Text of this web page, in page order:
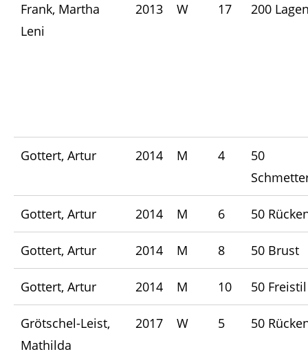
Frank, Martha
Leni
2013 W 17 200
Gottert, Artur 2014 M 4
50
Gottert, Artur 2014 M 6 50
Gottert, Artur 2014 M 8 50 Brust
Gottert, Artur 2014 M 10 50 Freistil
Grötschel-Leist,
Mathilda
2017 W 5 50